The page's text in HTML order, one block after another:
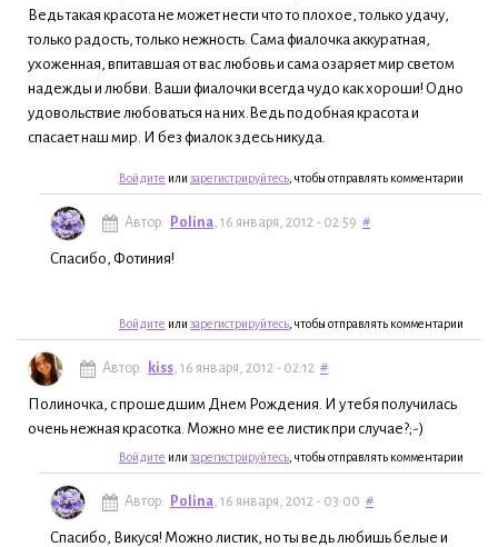
Ведь такая красота не может нести что то плохое, только удачу,
только радость, только нежность. Сама фиалочка аккуратная,
ухоженная, впитавшая от вас любовь и сама озаряет мир светом
надежды и любви. Ваши фиалочки всегда чудо как хороши! Одно
удовольствие любоваться на них.Ведь подобная красота и
спасает наш мир. И без фиалок здесь никуда.
Войдите или зарегистрируйтесь , чтобы отправлять комментарии
Автор: Polina, 16 января, 2012 - 02:59 #
Спасибо, Фотиния!
Войдите или зарегистрируйтесь , чтобы отправлять комментарии
Автор: kiss, 16 января, 2012 - 02:12 #
Полиночка, с прошедшим Днем Рождения. И у тебя получилась
очень нежная красотка. Можно мне ее листик при случае?;-)
Войдите или зарегистрируйтесь , чтобы отправлять комментарии
Автор: Polina, 16 января, 2012 - 03:00 #
Спасибо, Викуся! Можно листик, но ты ведь любишь белые и